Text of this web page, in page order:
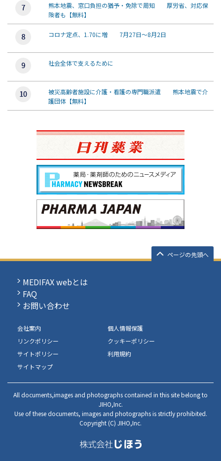
熊本地震、窓口負担の猶予・免除で周知 厚労省、対応保
険者も【無料】
コロナ定点、1.70に増 7月27日～8月2日
社会全体で支えるために
被災高齢者施設に介護・看護の専門職派遣 熊本地震で介
護団体【無料】
ページの先頭へ
MEDIFAX webとは
FAQ
お問い合わせ
会社案内
個人情報保護
リンクポリシー
クッキーポリシー
サイトポリシー
利用規約
サイトマップ
All documents,images and photographs contained in this site belong to
JIHO,Inc.
Use of these documents, images and photographs is strictly prohibited.
Copyright (C) JIHO,Inc.